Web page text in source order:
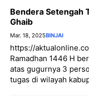
Bendera Setengah
Ghaib
Mar. 18, 2025BINJAI
https://
Ramadhan 1446 H
atas gugurnya 3
tugas di wilayah